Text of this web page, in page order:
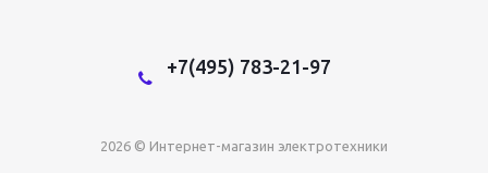
+7(495) 783-21-97
2026 © Интернет-магазин электротехники